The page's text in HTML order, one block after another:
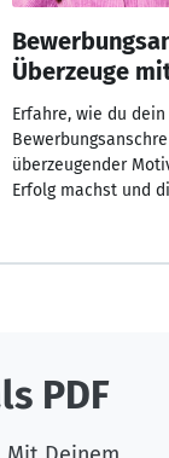
Überzeuge
Motivation!
Erfahre, wie du dein
überzeugender
Erfolg machst und
PDF